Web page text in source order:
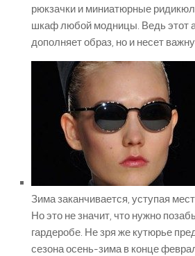
рюкзачки и миниатюрные
шкаф любой модницы. Ведь этот
дополняет образ, но и несет
Зима заканчивается, уступая
Но это не значит, что нужно
гардеробе. Не зря же кутюрье
сезона осень-зима в конце